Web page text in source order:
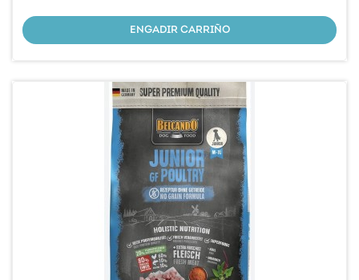
ENGADIR CARRIÑO